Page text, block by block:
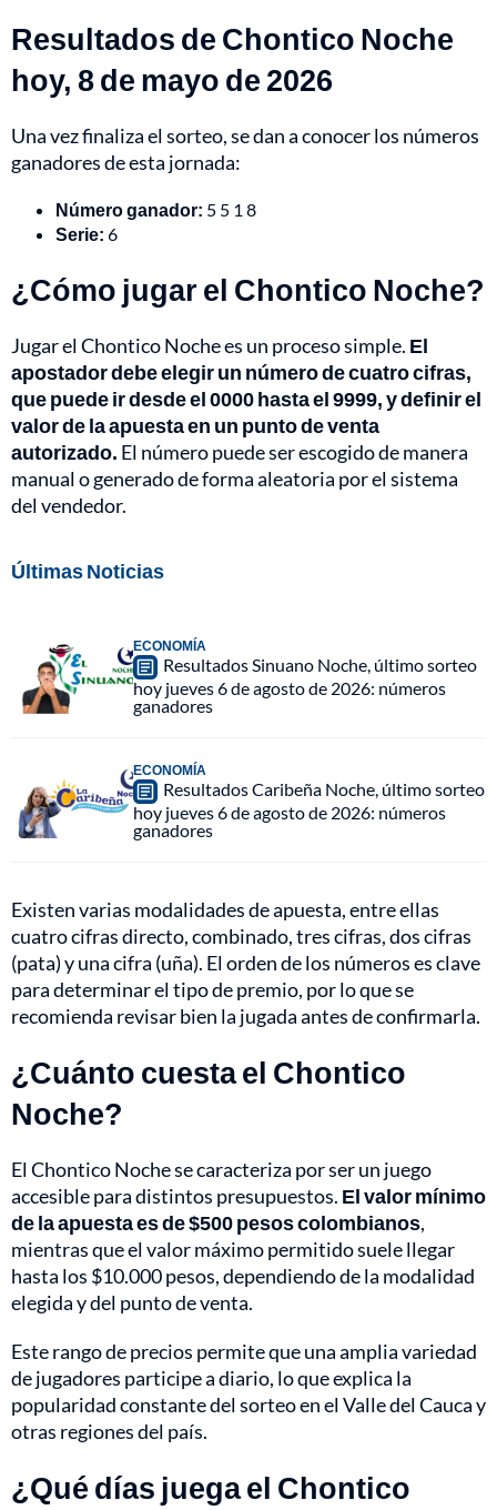
Resultados de Chontico Noche
hoy, 8 de mayo de 2026
Una vez finaliza el sorteo, se dan a conocer los números
ganadores de esta jornada:
Número ganador: 5 5 1 8
Serie: 6
¿Cómo jugar el Chontico Noche?
Jugar el Chontico Noche es un proceso simple. El
apostador debe elegir un número de cuatro cifras,
que puede ir desde el 0000 hasta el 9999, y definir el
valor de la apuesta en un punto de venta
autorizado. El número puede ser escogido de manera
manual o generado de forma aleatoria por el sistema
del vendedor.
Últimas Noticias
ECONOMÍA
Resultados Sinuano Noche, último sorteo
hoy jueves 6 de agosto de 2026: números
ganadores
ECONOMÍA
Resultados Caribeña Noche, último sorteo
hoy jueves 6 de agosto de 2026: números
ganadores
Existen varias modalidades de apuesta, entre ellas
cuatro cifras directo, combinado, tres cifras, dos cifras
(pata) y una cifra (uña). El orden de los números es clave
para determinar el tipo de premio, por lo que se
recomienda revisar bien la jugada antes de confirmarla.
¿Cuánto cuesta el Chontico
Noche?
El Chontico Noche se caracteriza por ser un juego
accesible para distintos presupuestos. El valor mínimo
de la apuesta es de $500 pesos colombianos,
mientras que el valor máximo permitido suele llegar
hasta los $10.000 pesos, dependiendo de la modalidad
elegida y del punto de venta.
Este rango de precios permite que una amplia variedad
de jugadores participe a diario, lo que explica la
popularidad constante del sorteo en el Valle del Cauca y
otras regiones del país.
¿Qué días juega el Chontico